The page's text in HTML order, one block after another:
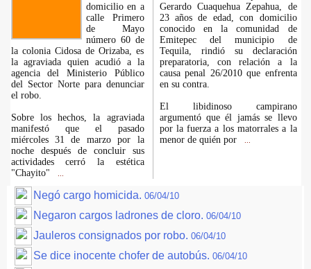
domicilio en a
calle Primero
de Mayo
número 60 de
la colonia Cidosa de Orizaba, es
la agraviada quien acudió a la
agencia del Ministerio Público
del Sector Norte para denunciar
el robo.
Sobre los hechos, la agraviada
manifestó que el pasado
miércoles 31 de marzo por la
noche después de concluir sus
actividades cerró la estética
"Chayito"
Gerardo Cuaquehua Zepahua, de
23 años de edad, con domicilio
conocido en la comunidad de
Emitepec del municipio de
Tequila, rindió su declaración
preparatoria, con relación a la
causa penal 26/2010 que enfrenta
en su contra.
El libidinoso campirano
argumentó que él jamás se llevo
por la fuerza a los matorrales a la
menor de quién por
Negó cargo homicida. 06/04/10
Negaron cargos ladrones de cloro. 06/04/10
Jauleros consignados por robo. 06/04/10
Se dice inocente chofer de autobús. 06/04/10